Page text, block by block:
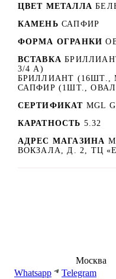
ЦВЕТ МЕТАЛЛА
КАМЕНЬ САПФИР
ФОРМА ОГРАНКИ
ВСТАВКА
3/4 А)
БРИЛЛИАНТ (16ШТ.,
САПФИР (1ШТ., ОВАЛ,
СЕРТИФИКАТ MGL
КАРАТНОСТЬ 5.32
АДРЕС МАГАЗИНА
ВОКЗАЛА, Д. 2, ТЦ
Москва
Whatsapp
Telegram